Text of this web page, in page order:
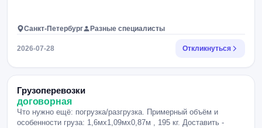
Санкт-Петербург Разные специалисты
2026-07-28 Откликнуться
Грузоперевозки
договорная
Что нужно ещё: погрузка/разгрузка. Примерный объём и
особенности груза: 1,6мх1,09мх0,87м , 195 кг. Доставить -